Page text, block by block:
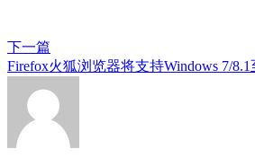
下一篇
Firefox火狐浏览器将支持Windows 7/8.1